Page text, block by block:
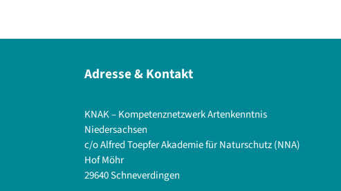
Adresse & Kontakt
KNAK – Kompetenznetzwerk Artenkenntnis
Niedersachsen
c/o Alfred Toepfer Akademie für Naturschutz (NNA)
Hof Möhr
29640 Schneverdingen